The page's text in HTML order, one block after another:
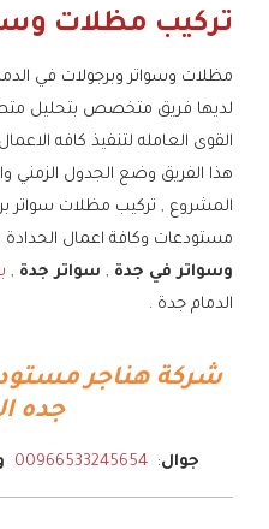
تركيب مظلات
مظلات وسواتر وبرجولات في
لديها فريق متخصص بتحليل
القوى العامله لتنفيذ كافه
هذا الفريق وضع الجدول الزمني
المشروع , تركيب مظلات سواتر
مستودعات وكافة اعمال
وسواتر في جدة , سواتر جدة ,
الدمام جدة .
شركة هناجر
جده
جوال:
00966533245654